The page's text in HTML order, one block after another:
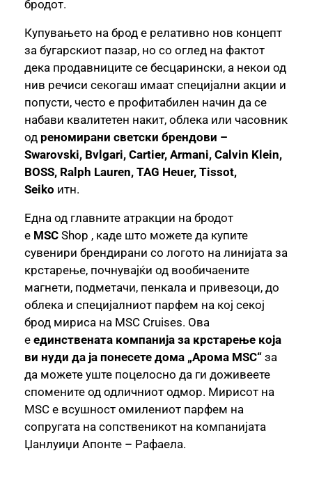
бродот.
Купувањето на брод е релативно нов концепт
за бугарскиот пазар, но со оглед на фактот
дека продавниците се бесцарински, а некои од
нив речиси секогаш имаат специјални акции и
попусти, често е профитабилен начин да се
набави квалитетен накит, облека или часовник
од реномирани светски брендови –
Swarovski, Bvlgari, Cartier, Armani, Calvin Klein,
BOSS, Ralph Lauren, TAG Heuer, Tissot,
Seiko итн.
Една од главните атракции на бродот
е MSC Shop , каде што можете да купите
сувенири брендирани со логото на линијата за
крстарење, почнувајќи од вообичаените
магнети, подметачи, пенкала и привезоци, до
облека и специјалниот парфем на кој секој
брод мириса на MSC Cruises. Ова
е единствената компанија за крстарење која
ви нуди да ја понесете дома „Арома MSC“ за
да можете уште поцелосно да ги доживеете
спомените од одличниот одмор. Мирисот на
MSC е всушност омилениот парфем на
сопругата на сопственикот на компанијата
Џанлуиџи Апонте – Рафаела.